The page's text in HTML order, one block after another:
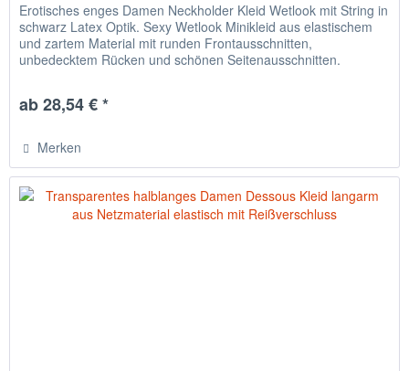
Erotisches enges Damen Neckholder Kleid Wetlook mit String in
schwarz Latex Optik. Sexy Wetlook Minikleid aus elastischem
und zartem Material mit runden Frontausschnitten,
unbedecktem Rücken und schönen Seitenausschnitten.
ab 28,54 € *
Merken